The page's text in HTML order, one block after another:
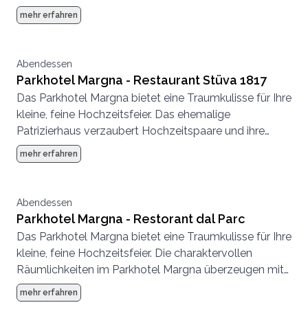
umgeben von mächtigen Bäumen und einer
beeindruckenden Aussicht auf die Engadiner Bergwelt.
Apéros oder für Trauzeremonien unter freiem Himmel.
Im Winter stehen Ihnen im Parkhotel Margna weitere
drei Restaurants sowie ein charaktervoller
Bankettraum zur Auswahl.
mehr erfahren
Abendessen
Parkhotel Margna - Restaurant Stüva 1817
Das Parkhotel Margna bietet eine Traumkulisse für Ihre
kleine, feine Hochzeitsfeier. Das ehemalige
Patrizierhaus verzaubert Hochzeitspaare und ihre
Gäste. In der wundervoll nach Arven duftenden Stüva
1817 dinieren Sie im authentischen Ambiente der
mehr erfahren
Abendessen
Parkhotel Margna - Restorant dal Parc
Das Parkhotel Margna bietet eine Traumkulisse für Ihre
kleine, feine Hochzeitsfeier. Die charaktervollen
Räumlichkeiten im Parkhotel Margna überzeugen mit
Charme und Geschichte. Im Restorant dal Parc, dem
Herzstück der Margna-Gastronomie, lässt es sich
mehr erfahren